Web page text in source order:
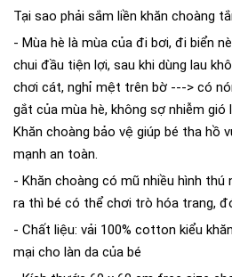
Tại sao phải sắm liền khăn choàng
- Mùa hè là mùa của đi bơi, đi biển
chui đầu tiện lợi, sau khi dùng lau
chơi cát, nghỉ mệt trên bờ ---> có
gắt của mùa hè, không sợ nhiễm gió
Khăn choàng bảo vệ giúp bé tha hồ
mạnh an toàn.
- Khăn choàng có mũ nhiều hình thú
ra thì bé có thể chơi trò hóa trang,
- Chất liệu: vải 100% cotton kiểu
mại cho làn da của bé